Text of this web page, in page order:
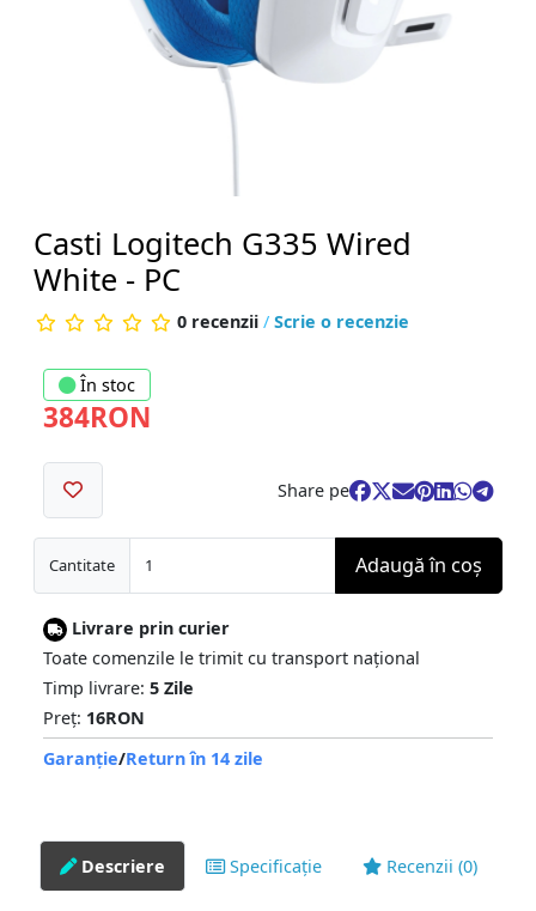
Casti Logitech G335 Wired
White - PC
0 recenzii / Scrie o recenzie
În stoc
384RON
Share pe
Cantitate Adaugă în coş
Livrare prin curier
Toate comenzile le trimit cu transport național
Timp livrare: 5 Zile
Preț: 16RON
Garanție/Return în 14 zile
Descriere Specificație Recenzii (0)